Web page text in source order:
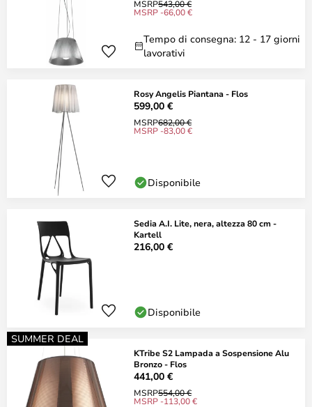
MSRP543,00 €
MSRP -66,00 €
Tempo di consegna: 12 - 17 giorni
lavorativi
Rosy Angelis Piantana - Flos
599,00 €
MSRP682,00 €
MSRP -83,00 €
Disponibile
Sedia A.I. Lite, nera, altezza 80 cm -
Kartell
216,00 €
Disponibile
SUMMER DEAL
KTribe S2 Lampada a Sospensione Alu
Bronzo - Flos
441,00 €
MSRP554,00 €
MSRP -113,00 €